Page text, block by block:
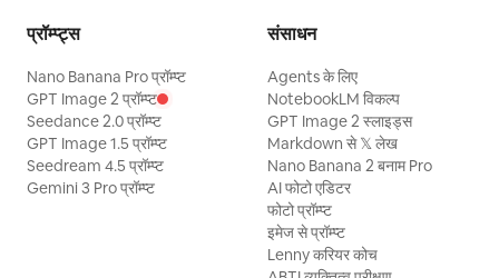
प्रॉम्प्ट्स
Nano Banana Pro प्रॉम्प्ट
GPT Image 2 प्रॉम्प्ट
Seedance 2.0 प्रॉम्प्ट
GPT Image 1.5 प्रॉम्प्ट
Seedream 4.5 प्रॉम्प्ट
Gemini 3 Pro प्रॉम्प्ट
संसाधन
Agents के लिए
NotebookLM विकल्प
GPT Image 2 स्लाइड्स
Markdown से 𝕏 लेख
Nano Banana 2 बनाम Pro
AI फोटो एडिटर
फोटो प्रॉम्प्ट
इमेज से प्रॉम्प्ट
Lenny करियर कोच